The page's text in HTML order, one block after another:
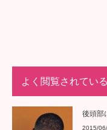
2019/